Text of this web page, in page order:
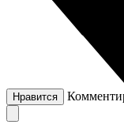
Нравится